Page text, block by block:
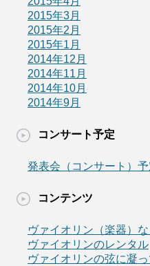
2015年3月
2015年2月
2015年1月
2014年12月
2014年11月
2014年10月
2014年9月
コンサート予定
発表会（コンサート）予
コンテンツ
ヴァイオリン（楽器）
ヴァイオリンのレンタル
ヴァイオリンの弦に凝